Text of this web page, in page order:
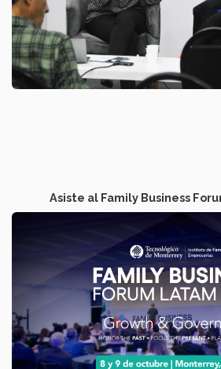
Asiste al Family Business